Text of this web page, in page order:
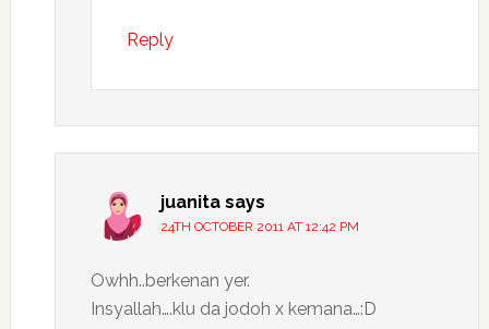
Reply
juanita says
24TH OCTOBER 2011 AT 12:42 PM
Owhh..berkenan yer.
Insyallah….klu da jodoh x kemana…:D